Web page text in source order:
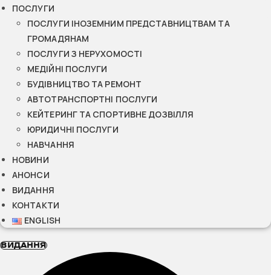
ПОСЛУГИ
ПОСЛУГИ ІНОЗЕМНИМ ПРЕДСТАВНИЦТВАМ ТА
ГРОМАДЯНАМ
ПОСЛУГИ З НЕРУХОМОСТІ
МЕДІЙНІ ПОСЛУГИ
БУДІВНИЦТВО ТА РЕМОНТ
АВТОТРАНСПОРТНІ ПОСЛУГИ
КЕЙТЕРИНГ ТА СПОРТИВНЕ ДОЗВІЛЛЯ
ЮРИДИЧНІ ПОСЛУГИ
НАВЧАННЯ
НОВИНИ
АНОНСИ
ВИДАННЯ
КОНТАКТИ
ENGLISH
ВИДАННЯ